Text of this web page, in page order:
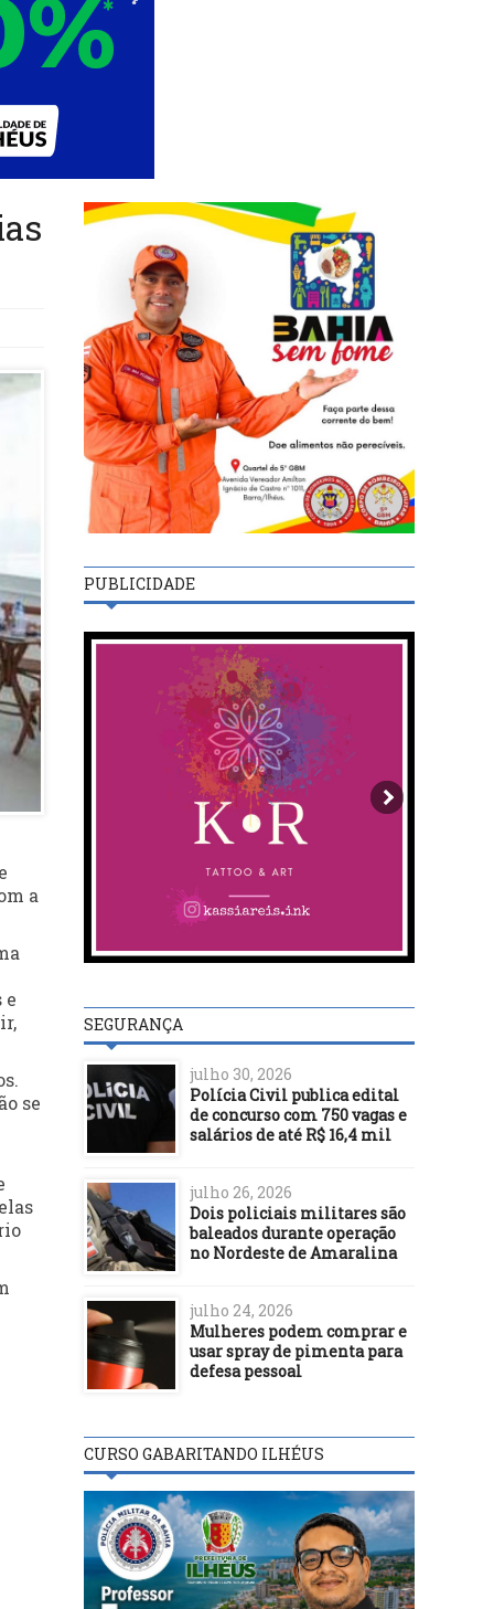
a
e
se
PUBLICIDADE
SEGURANÇA
julho 30, 2026
Polícia Civil publica edital
de concurso com 750 vagas e
salários de até R$ 16,4 mil
julho 26, 2026
Dois policiais militares são
baleados durante operação
no Nordeste de Amaralina
julho 24, 2026
Mulheres podem comprar e
usar spray de pimenta para
defesa pessoal
CURSO GABARITANDO ILHÉUS